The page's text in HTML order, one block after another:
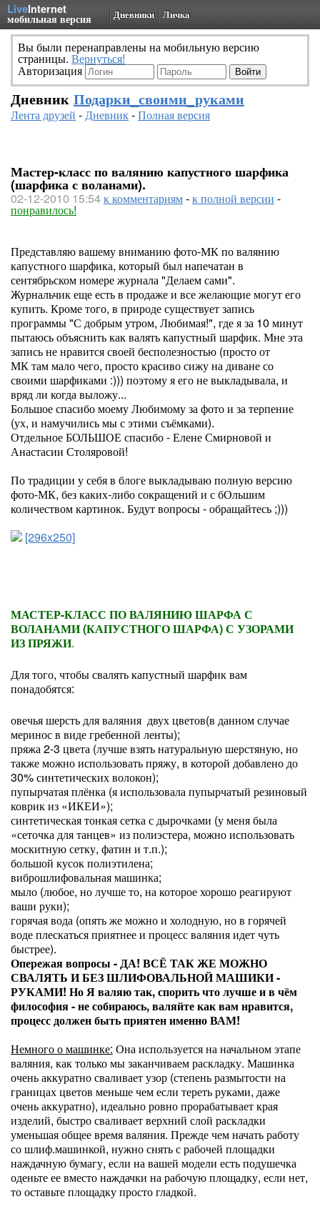
LiveInternet
мобильная версия Дневники Личка
Вы были перенаправлены на мобильную версию
страницы. Вернуться!
Авторизация
Дневник Подарки_своими_руками
Лента друзей -Дневник-Полная версия
Мастер-класс по валянию капустного шарфика
(шарфика с воланами).
02-12-2010 15:54к комментариям-к полной версии -
понравилось!
Представляю вашему вниманию фото-МК по валянию
капустного шарфика, который был напечатан в
сентябрьском номере журнала "Делаем сами".
Журнальчик еще есть в продаже и все желающие могут его
купить. Кроме того, в природе существует запись
программы "С добрым утром, Любимая!", где я за 10 минут
пытаюсь объяснить как валять капустный шарфик. Мне эта
запись не нравится своей бесполезностью (просто от
МК там мало чего, просто красиво сижу на диване со
своими шарфиками :))) поэтому я его не выкладывала, и
вряд ли когда выложу...
Большое спасибо моему Любимому за фото и за терпение
(ух, и намучились мы с этими съёмками).
Отдельное БОЛЬШОЕ спасибо - Елене Смирновой и
Анастасии Столяровой!
По традиции у себя в блоге выкладываю полную версию
фото-МК, без каких-либо сокращений и с бОльшим
количеством картинок. Будут вопросы - обращайтесь ;)))
[296x250]
МАСТЕР-КЛАСС ПО ВАЛЯНИЮ ШАРФА С
ВОЛАНАМИ (КАПУСТНОГО ШАРФА) С УЗОРАМИ
ИЗ ПРЯЖИ.
Для того, чтобы свалять капустный шарфик вам
понадобятся:
овечья шерсть для валяния двух цветов(в данном случае
меринос в виде гребенной ленты);
пряжа 2-3 цвета (лучше взять натуральную шерстяную, но
также можно использовать пряжу, в которой добавлено до
30% синтетических волокон);
пупырчатая плёнка (я использовала пупырчатый резиновый
коврик из «ИКЕИ»);
синтетическая тонкая сетка с дырочками (у меня была
«сеточка для танцев» из полиэстера, можно использовать
москитную сетку, фатин и т.п.);
большой кусок полиэтилена;
виброшлифовальная машинка;
мыло (любое, но лучше то, на которое хорошо реагируют
ваши руки);
горячая вода (опять же можно и холодную, но в горячей
воде плескаться приятнее и процесс валяния идет чуть
быстрее).
Опережая вопросы - ДА! ВСЁ ТАК ЖЕ МОЖНО
СВАЛЯТЬ И БЕЗ ШЛИФОВАЛЬНОЙ МАШИКИ -
РУКАМИ! Но Я валяю так, спорить что лучше и в чём
философия - не собираюсь, валяйте как вам нравится,
процесс должен быть приятен именно ВАМ!
Немного о машинке: Она используется на начальном этапе
валяния, как только мы заканчиваем раскладку. Машинка
очень аккуратно сваливает узор (степень размытости на
границах цветов меньше чем если тереть руками, даже
очень аккуратно), идеально ровно прорабатывает края
изделий, быстро сваливает верхний слой раскладки
уменьшая общее время валяния. Прежде чем начать работу
со шлиф.машинкой, нужно снять с рабочей площадки
наждачную бумагу, если на вашей модели есть подушечка
оденьте ее вместо наждачки на рабочую площадку, если нет,
то оставьте площадку просто гладкой.